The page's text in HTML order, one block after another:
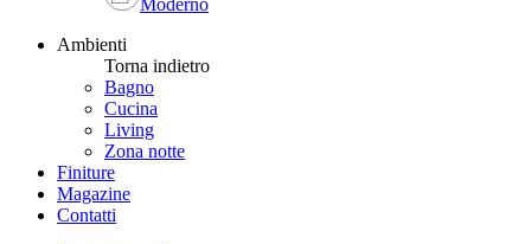
Moderno
Ambienti
Torna indietro
Bagno
Cucina
Living
Zona notte
Finiture
Magazine
Contatti